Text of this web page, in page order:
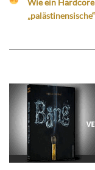
Wie ein